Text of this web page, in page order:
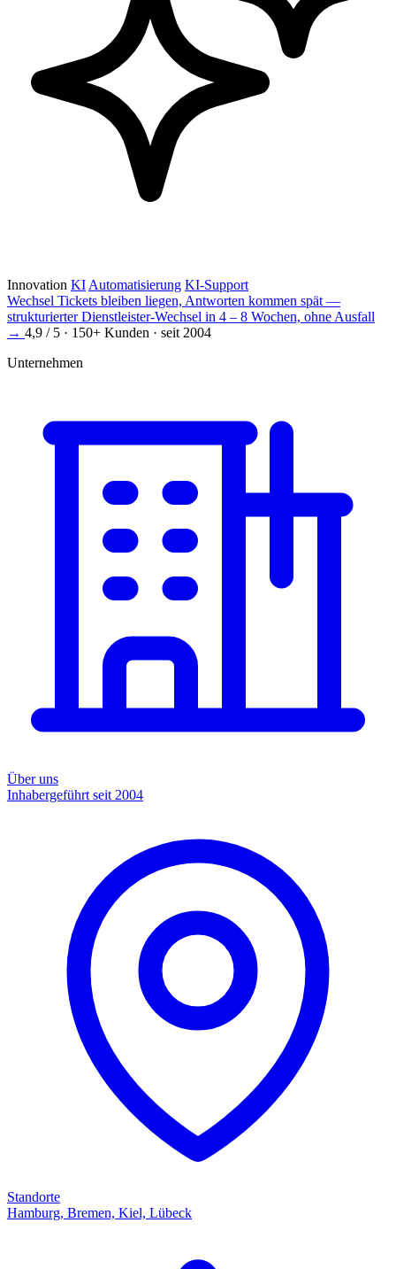
Innovation KI Automatisierung KI-Support
Wechsel Tickets bleiben liegen, Antworten kommen spät —
strukturierter Dienstleister-Wechsel in 4 – 8 Wochen, ohne Ausfall
→ 4,9 / 5 · 150+ Kunden · seit 2004
Unternehmen
Über uns
Inhabergeführt seit 2004
Standorte
Hamburg, Bremen, Kiel, Lübeck